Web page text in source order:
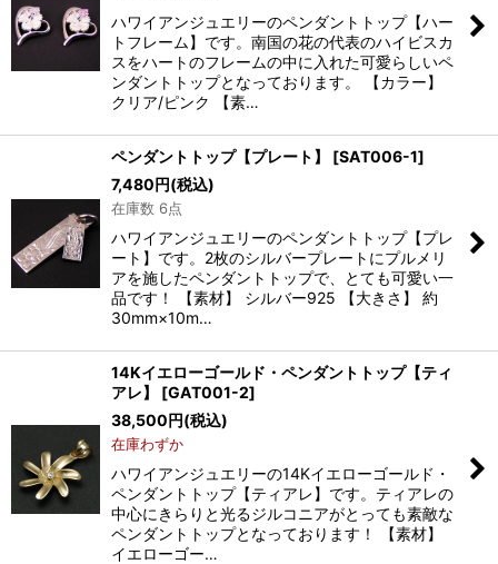
ハワイアンジュエリーのペンダントトップ【ハー
トフレーム】です。南国の花の代表のハイビスカ
スをハートのフレームの中に入れた可愛らしいペ
ンダントトップとなっております。 【カラー】
クリア/ピンク 【素…
ペンダントトップ【プレート】 [SAT006-1]
7,480円(税込)
在庫数 6点
ハワイアンジュエリーのペンダントトップ【プレ
ート】です。2枚のシルバープレートにプルメリ
アを施したペンダントトップで、とても可愛い一
品です！ 【素材】 シルバー925 【大きさ】 約
30mm×10m…
14Kイエローゴールド・ペンダントトップ【ティ
アレ】
[GAT001-2]
38,500円(税込)
在庫わずか
ハワイアンジュエリーの14Kイエローゴールド・
ペンダントトップ【ティアレ】です。ティアレの
中心にきらりと光るジルコニアがとっても素敵な
ペンダントトップとなっております！ 【素材】
イエローゴー…